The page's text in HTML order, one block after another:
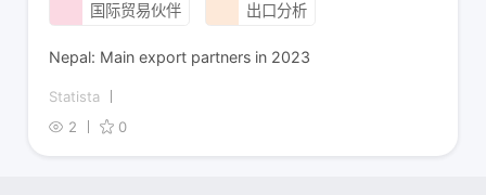
国际贸易伙伴 出口分析
Nepal: Main export partners in 2023
Statista
2
0